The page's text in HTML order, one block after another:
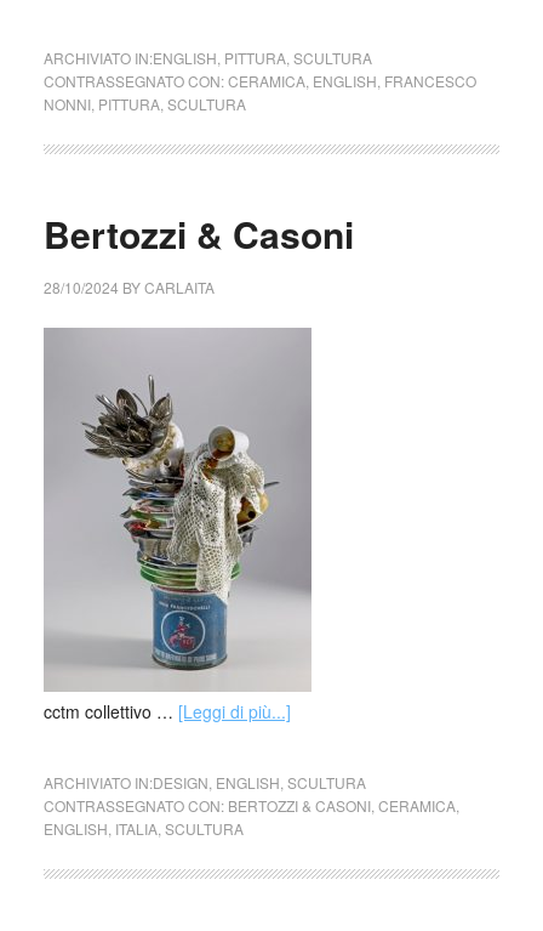
ARCHIVIATO IN:ENGLISH PITTURA, SCULTURA
CONTRASSEGNATO CON:CERAMICA, ENGLISH FRANCESCO
NONNI, PITTURA, SCULTURA
Bertozzi & Casoni
28/10/2024 BYCARLAITA
cctm collettivo … [Leggi di più...]
ARCHIVIATO IN:DESIGN ENGLISH SCULTURA
CONTRASSEGNATO CON: BERTOZZI & CASONI, CERAMICA,
ENGLISH ITALIA, SCULTURA